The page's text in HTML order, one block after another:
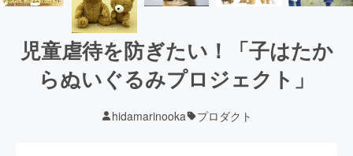
児童虐待を防ぎたい！「子はたか
らぬいぐるみプロジェクト」
hidamarinooka プロダクト